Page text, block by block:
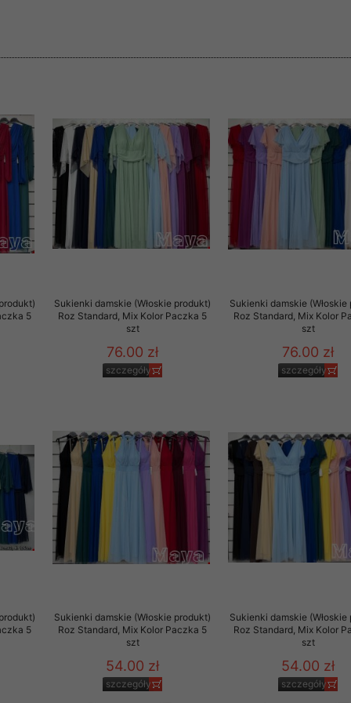
5
Sukienki damskie (Włoskie produkt)
Roz Standard, Mix Kolor Paczka 5
szt
76.00 zł
szczegóły
Sukienki damskie (Włoskie
Roz Standard, Mix Kolor
szt
76.00 zł
szczegóły
5
Sukienki damskie (Włoskie produkt)
Roz Standard, Mix Kolor Paczka 5
szt
54.00 zł
szczegóły
Sukienki damskie (Włoskie
Roz Standard, Mix Kolor
szt
54.00 zł
szczegóły
oraz usunięcia
zautomatyzowanemu
Twoich
osobowych.
udzielonego przez
29 sierpnia 1997 r. o
przechowujemy na
swoich danych w celu
osobom trzecim,
na podstawie
komputerze Klienta
naszej oferty do
na komputerze